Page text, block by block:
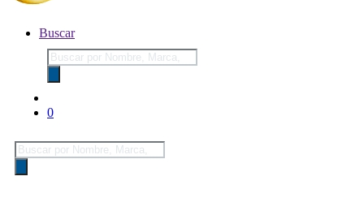
Buscar
Búsqueda
de
productos
0
Búsqueda
de
productos